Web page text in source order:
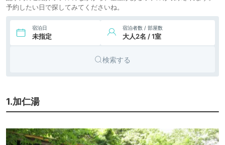
予約したい日で探してみてくださいね。
宿泊日
未指定
宿泊者数 / 部屋数
大人2名 / 1室
検索する
1.加仁湯